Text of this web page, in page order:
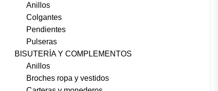
Anillos
Colgantes
Pendientes
Pulseras
BISUTERÍA Y COMPLEMENTOS
Anillos
Broches ropa y vestidos